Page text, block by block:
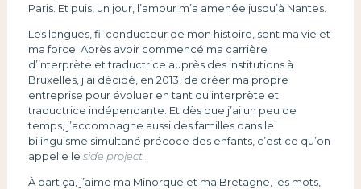
Paris. Et puis, un jour, l’amour m’a amenée jusqu’à Nantes.
Les langues, fil conducteur de mon histoire, sont ma vie et
ma force. Après avoir commencé ma carrière
d’interprète et traductrice auprès des institutions à
Bruxelles, j’ai décidé, en 2013, de créer ma propre
entreprise pour évoluer en tant qu’interprète et
traductrice indépendante. Et dès que j’ai un peu de
temps, j’accompagne aussi des familles dans le
bilinguisme simultané précoce des enfants, c’est ce qu’on
appelle le side project.
À part ça, j’aime ma Minorque et ma Bretagne, les mots,